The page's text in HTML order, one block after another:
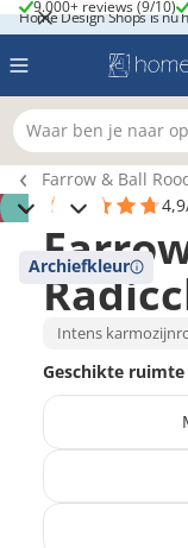
Home Design Shops is nu
Home Design Shops is nu
9.000+ reviews (9/10)
9.000+ reviews (9/10)
Waar ben je naar
Farrow & Ball
Archiefkleur
Intens
Geschikte ruimte